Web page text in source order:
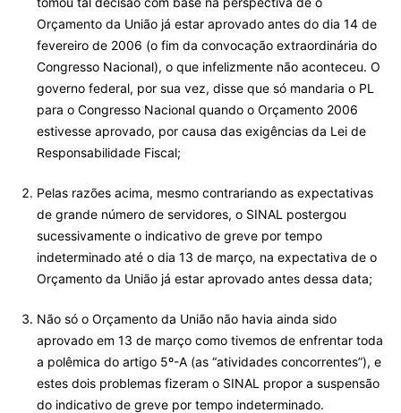
Orçamento da União já estar aprovado antes do dia 14 de
fevereiro de 2006 (o fim da convocação extraordinária do
Congresso Nacional), o que infelizmente não aconteceu. O
governo federal, por sua vez, disse que só mandaria o PL
para o Congresso Nacional quando o Orçamento 2006
estivesse aprovado, por causa das exigências da Lei de
Responsabilidade Fiscal;
Pelas razões acima, mesmo contrariando as expectativas
de grande número de servidores, o SINAL postergou
sucessivamente o indicativo de greve por tempo
indeterminado até o dia 13 de março, na expectativa de o
Orçamento da União já estar aprovado antes dessa data;
Não só o Orçamento da União não havia ainda sido
aprovado em 13 de março como tivemos de enfrentar toda
a polêmica do artigo 5º-A (as “atividades concorrentes”), e
estes dois problemas fizeram o SINAL propor a suspensão
do indicativo de greve por tempo indeterminado.